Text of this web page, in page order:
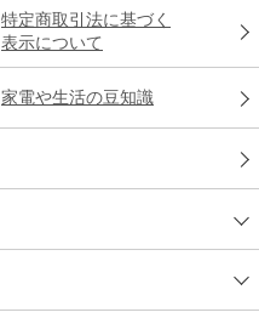
特定商取引法に基づく
表示について
家電や生活の豆知識